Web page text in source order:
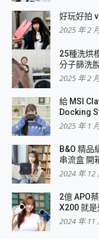
好玩好拍
2025 年 2
25種洗烘
分子篩洗
2025 年 2
給 MSI
Docking
2025 年 1
B&O 精品
串流盒 開
2024 年 12
2億 APO
X200 就
2024 年 11